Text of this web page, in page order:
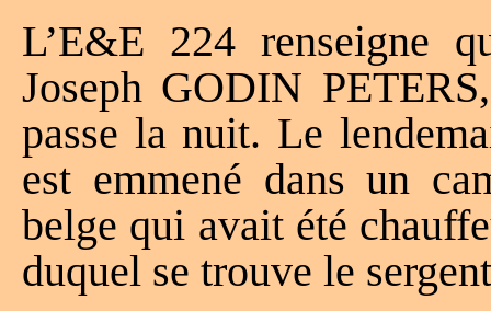
L’E&E 224 renseigne
Joseph GODIN
passe la nuit. Le
est emmené dans un
belge qui avait été
duquel se trouve le